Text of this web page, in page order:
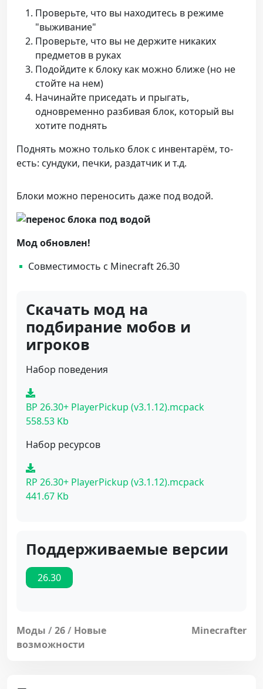
Проверьте, что вы находитесь в режиме
"выживание"
Проверьте, что вы не держите никаких
предметов в руках
Подойдите к блоку как можно ближе (но не
стойте на нем)
Начинайте приседать и прыгать,
одновременно разбивая блок, который вы
хотите поднять
Поднять можно только блок с инвентарём, то-
есть: сундуки, печки, раздатчик и т.д.
Блоки можно переносить даже под водой.
Мод обновлен!
Совместимость с Minecraft 26.30
Скачать мод на
подбирание мобов и
игроков
Набор поведения
BP 26.30+ PlayerPickup (v3.1.12).mcpack
558.53 Kb
Набор ресурсов
RP 26.30+ PlayerPickup (v3.1.12).mcpack
441.67 Kb
Поддерживаемые версии
26.30
Моды /26/ Новые
возможности
Minecrafter